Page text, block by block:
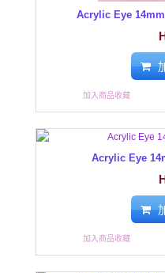
Acrylic Eye
加入商品收藏
Acrylic Eye
加入商品收藏